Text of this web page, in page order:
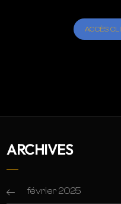
ACCÈS
ARCHIVES
février 2025